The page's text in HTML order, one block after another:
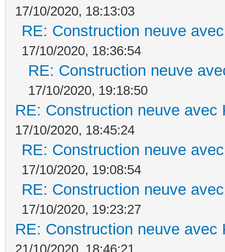
17/10/2020, 18:13:03
RE: Construction neuve
17/10/2020, 18:36:54
RE: Construction neuve
17/10/2020, 19:18:50
RE: Construction neuve avec
17/10/2020, 18:45:24
RE: Construction neuve
17/10/2020, 19:08:54
RE: Construction neuve
17/10/2020, 19:23:27
RE: Construction neuve avec
21/10/2020, 18:46:21